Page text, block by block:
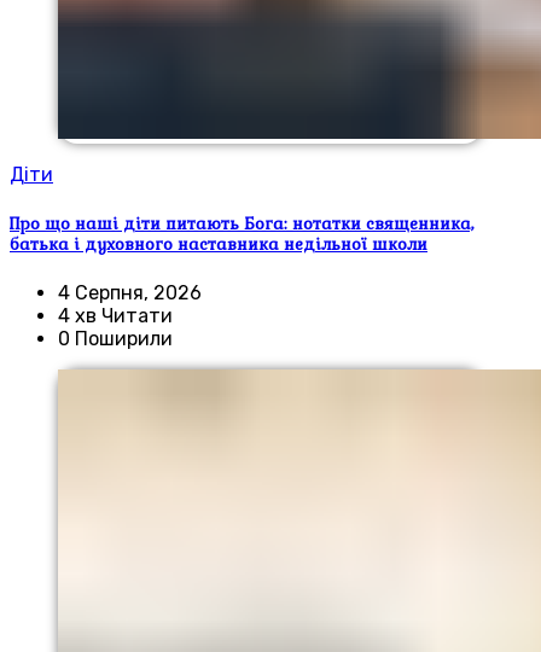
Діти
Про що наші діти питають Бога: нотатки священника,
батька і духовного наставника недільної школи
4 Серпня, 2026
4 хв Читати
0 Поширили